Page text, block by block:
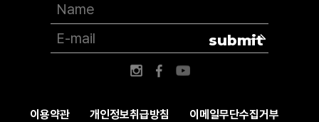
이용약관 개인정보취급방침 이메일무단수집거부
submit